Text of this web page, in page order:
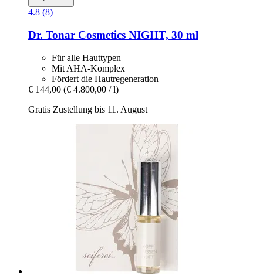
4.8 (8)
Dr. Tonar Cosmetics NIGHT, 30 ml
Für alle Hauttypen
Mit AHA-Komplex
Fördert die Hautregeneration
€ 144,00 (€ 4.800,00 / l)
Gratis Zustellung bis 11. August